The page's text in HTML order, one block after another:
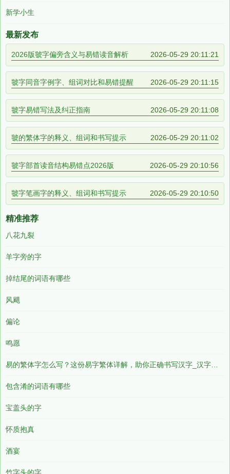
新学小生
最新发布
2026版虢字偏旁含义与易错读音解析 2026-05-29 20:11:21
虢字同音字例字、组词对比和易错提醒 2026-05-29 20:11:15
虢字易错写法及纠正指南 2026-05-29 20:11:08
虢的繁体字的释义、组词和书写提示 2026-05-29 20:11:02
虢字部首读音结构易错点2026版 2026-05-29 20:10:56
虢字笔画字的释义、组词和书写提示 2026-05-29 20:10:50
精准推荐
八花九裂
羊字旁的字
掉结尾的词语有哪些
风飓
偏论
鸣愿
易的繁体字怎么写？这份易字繁体详解，助你正确书写汉字_汉字繁体学习
包含淆的词语有哪些
宝盖头的字
怀质抱真
酒宴